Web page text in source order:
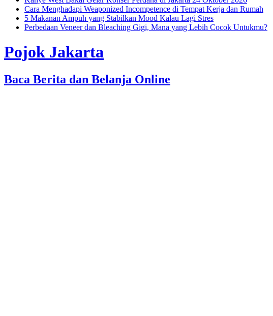
Cara Menghadapi Weaponized Incompetence di Tempat Kerja dan Rumah
5 Makanan Ampuh yang Stabilkan Mood Kalau Lagi Stres
Perbedaan Veneer dan Bleaching Gigi, Mana yang Lebih Cocok Untukmu?
Pojok Jakarta
Baca Berita dan Belanja Online